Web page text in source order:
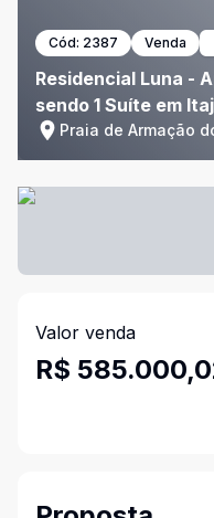
Cód: 2387 Venda
Residencial Luna -
sendo 1 Suíte em
Praia de Armação
Valor venda
R$